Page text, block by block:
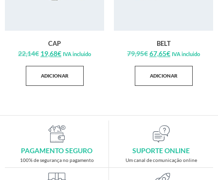
CAP
22,14€ 19,68€ IVA incluido
ADICIONAR
BELT
79,95€67,65€ IVA incluido
ADICIONAR
PAGAMENTO SEGURO
100% de segurança no pagamento
SUPORTE ONLINE
Um canal de comunicação online